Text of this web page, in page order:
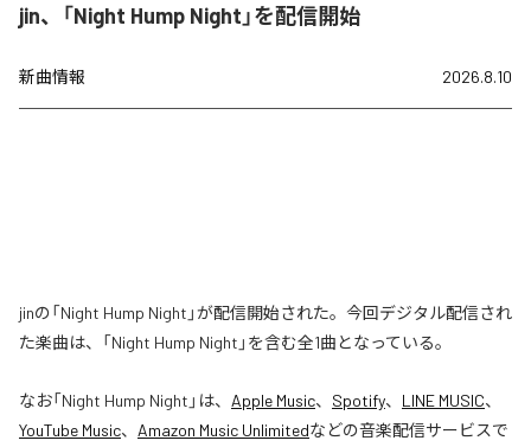
jin、「Night Hump Night」を配信開始
新曲情報 2026.8.10
jinの「Night Hump Night」が配信開始された。今回デジタル配信され
た楽曲は、「Night Hump Night」を含む全1曲となっている。
なお「Night Hump Night 」は、 Apple Music、 Spotify、 LINE MUSIC、
YouTube Music、 Amazon Music Unlimitedなどの音楽配信サービスで